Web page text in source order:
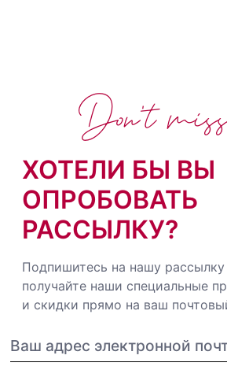
ХОТЕЛИ БЫ ВЫ
ОПРОБОВАТЬ
РАССЫЛКУ?
Подпишитесь на нашу
получайте наши специальные
и скидки прямо на ваш
Don't